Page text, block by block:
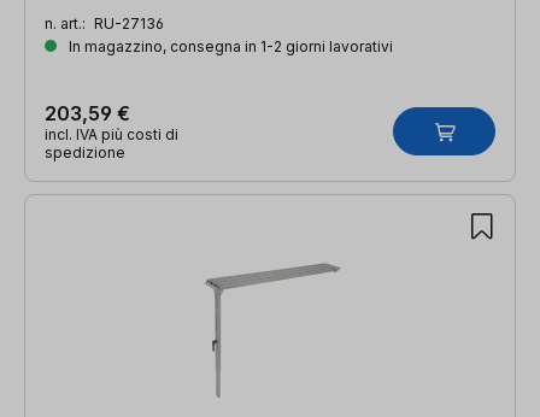
n. art.: RU-27136
In magazzino, consegna in 1-2 giorni lavorativi
203,59 €
incl. IVA più costi di
spedizione